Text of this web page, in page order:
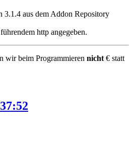
3.1.4 aus dem Addon Repository
http angegeben.
wir beim Programmieren nicht € statt